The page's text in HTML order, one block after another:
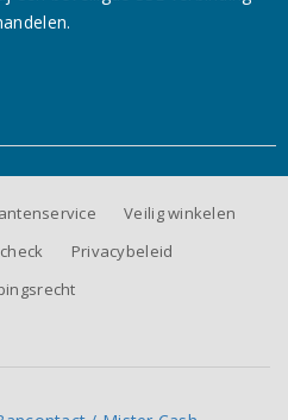
Veilig winkelen
Privacybeleid